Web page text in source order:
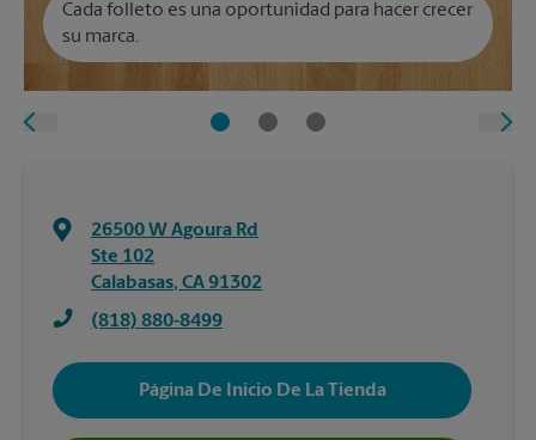
Cada folleto es una oportunidad para hacer crecer
su marca.
26500 W Agoura Rd
Ste 102
Calabasas, CA91302
(818) 880-8499
Página De Inicio De La Tienda